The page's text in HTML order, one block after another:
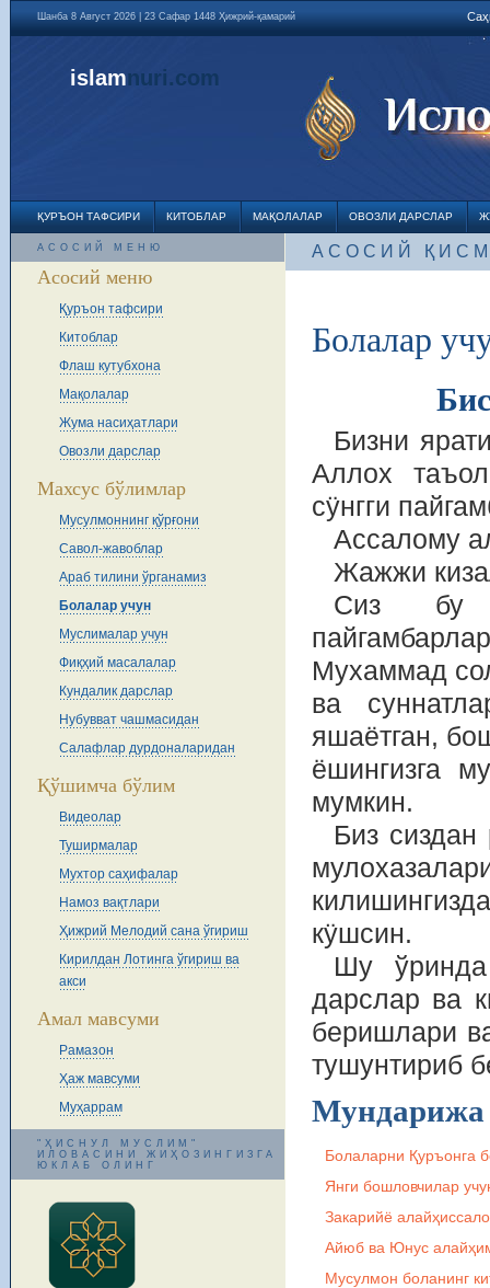
Шанба 8 Август 2026 | 23 Сафар 1448 Ҳижрий-қамарий
islamnuri.com
ҚУРЪОН ТАФСИРИ КИТОБЛАР МАҚОЛАЛАР ОВОЗЛИ ДАРСЛАР
АСОСИЙ МЕНЮ
Асосий меню
Қуръон тафсири
Китоблар
Флаш кутубхона
Мақолалар
Жума насиҳатлари
Овозли дарслар
Махсус бўлимлар
Мусулмоннинг қўрғони
Савол-жавоблар
Араб тилини ўрганамиз
Болалар учун
Муслималар учун
Фиқҳий масалалар
Кундалик дарслар
Нубувват чашмасидан
Салафлар дурдоналаридан
Қўшимча бўлим
Видеолар
Туширмалар
Мухтор саҳифалар
Намоз вақтлари
Ҳижрий Мелодий сана ўгириш
Кирилдан Лотинга ўгириш ва
акси
Амал мавсуми
Рамазон
Ҳаж мавсуми
Муҳаррам
"ҲИСНУЛ МУСЛИМ"
ИЛОВАСИНИ ЖИҲОЗИНГИЗГА
ЮКЛАБ ОЛИНГ
АСОСИЙ
Болалар
Бизни
Аллох
сÿнгги
Ассалому
Жажжи
Сиз бу
Мухаммад
ва
яшаётган,
ёшингизга
мумкин.
Биз сиздан
кÿшсин.
Шу ўринда
дарслар ва
беришлари
тушунтириб
Мундарижа
Болаларни Қуръонга
Янги бошловчилар
Закарийё
Айюб ва Юнус
Мусулмон боланинг